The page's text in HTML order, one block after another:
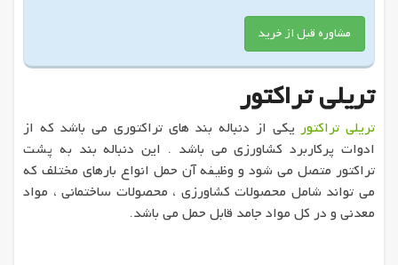
مشاوره قبل از خرید
تریلی تراکتور
تریلی تراکتوریکی از دنباله بند های تراکتوری می باشد که از
ادوات پرکاربرد کشاورزی می باشد . این دنباله بند به پشت
تراکتور متصل می شود و وظیفه آن حمل انواع بارهای مختلف که
می تواند شامل محصولات کشاورزی ، محصولات ساختمانی ، مواد
معدنی و در کل مواد جامد قابل حمل می باشد.